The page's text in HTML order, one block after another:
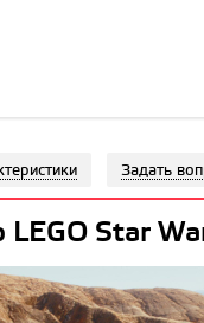
Задать
LEGO Star